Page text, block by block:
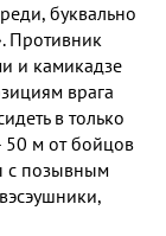
буквально
Противник
и камикадзе
врага
в только
50 м от бойцов
с позывным